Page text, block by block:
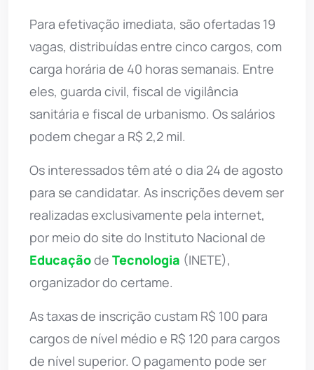
Para efetivação imediata, são ofertadas 19
vagas, distribuídas entre cinco cargos, com
carga horária de 40 horas semanais. Entre
eles, guarda civil, fiscal de vigilância
sanitária e fiscal de urbanismo. Os salários
podem chegar a R$ 2,2 mil.
Os interessados têm até o dia 24 de agosto
para se candidatar. As inscrições devem ser
realizadas exclusivamente pela internet,
por meio do site do Instituto Nacional de
Educaçãode Tecnologia (INETE),
organizador do certame.
As taxas de inscrição custam R$ 100 para
cargos de nível médio e R$ 120 para cargos
de nível superior. O pagamento pode ser